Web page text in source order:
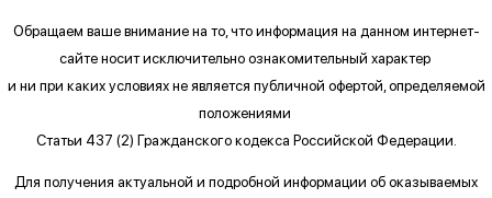
Обращаем ваше внимание на то, что информация на данном интернет-
сайтеносит исключительно ознакомительный характер
и ни при каких условияхне является публичной офертой, определяемой
положениями
Статьи 437 (2) Гражданского кодекса Российской Федерации.
Для получения актуальной и подробной информации об оказываемых